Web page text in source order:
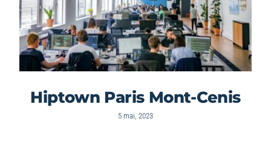
Hiptown Paris Mont-Cenis
5 mai, 2023